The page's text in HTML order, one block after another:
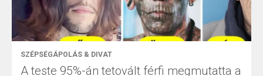
SZÉPSÉGÁPOLÁS & DIVAT
A teste 95%-án tetovált férfi megmutatta a